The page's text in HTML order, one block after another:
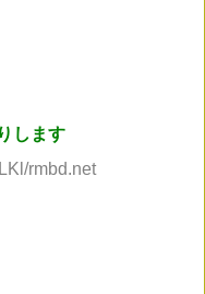
します
rmbd.net